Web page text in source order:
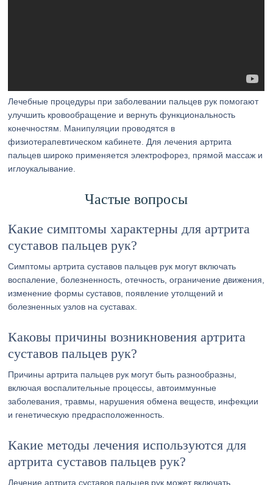
Лечебные процедуры при заболевании пальцев рук помогают
улучшить кровообращение и вернуть функциональность
конечностям. Манипуляции проводятся в
физиотерапевтическом кабинете. Для лечения артрита
пальцев широко применяется электрофорез, прямой массаж и
иглоукалывание.
Частые вопросы
Какие симптомы характерны для артрита
суставов пальцев рук?
Симптомы артрита суставов пальцев рук могут включать
воспаление, болезненность, отечность, ограничение движения,
изменение формы суставов, появление утолщений и
болезненных узлов на суставах.
Каковы причины возникновения артрита
суставов пальцев рук?
Причины артрита пальцев рук могут быть разнообразны,
включая воспалительные процессы, автоиммунные
заболевания, травмы, нарушения обмена веществ, инфекции
и генетическую предрасположенность.
Какие методы лечения используются для
артрита суставов пальцев рук?
Лечение артрита суставов пальцев рук может включать